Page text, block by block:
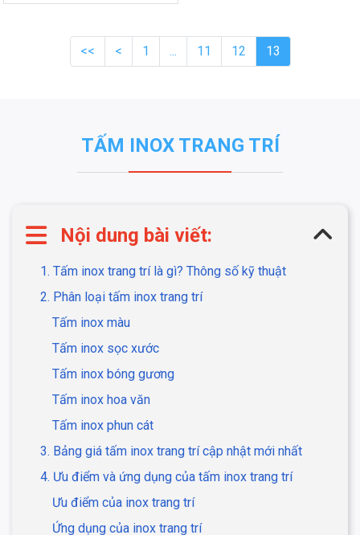
<< < 1 ... 11 12 13
TẤM INOX TRANG TRÍ
Nội dung bài viết:
1. Tấm inox trang trí là gì? Thông số kỹ thuật
2. Phân loại tấm inox trang trí
Tấm inox màu
Tấm inox sọc xước
Tấm inox bóng gương
Tấm inox hoa văn
Tấm inox phun cát
3. Bảng giá tấm inox trang trí cập nhật mới nhất
4. Ưu điểm và ứng dụng của tấm inox trang trí
Ưu điểm của inox trang trí
Ứng dụng của inox trang trí